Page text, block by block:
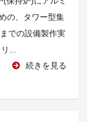
の、タワー型集
での設備製作実
...
続きを見る